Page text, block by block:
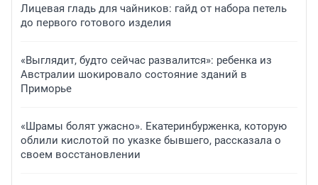
Лицевая гладь для чайников: гайд от набора петель
до первого готового изделия
«Выглядит, будто сейчас развалится»: ребенка из
Австралии шокировало состояние зданий в
Приморье
«Шрамы болят ужасно». Екатеринбурженка, которую
облили кислотой по указке бывшего, рассказала о
своем восстановлении